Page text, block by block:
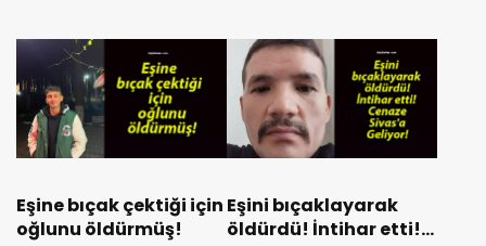
Ameliyatına Refakat
Etti!
Eşine bıçak çektiği için
oğlunu öldürmüş!
Eşini bıçaklayarak
öldürdü! İntihar etti!